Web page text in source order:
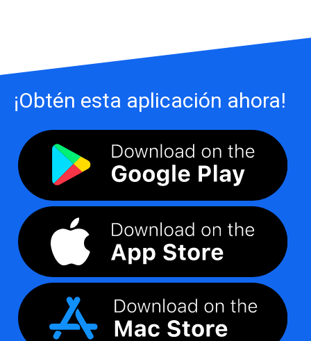
¡Obtén esta aplicación ahora!